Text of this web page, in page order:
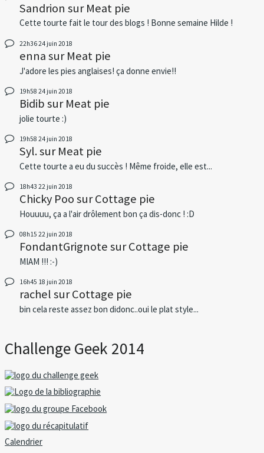
Sandrion surMeat pie
Cette tourte fait le tour des blogs ! Bonne semaine Hilde !
22h3624 juin 2018
ennasurMeat pie
J'adore les pies anglaises! ça donne envie!!
19h58 24 juin 2018
BidibsurMeat pie
jolie tourte :)
19h58 24 juin 2018
Syl.surMeat pie
Cette tourte a eu du succès ! Même froide, elle est...
18h43 22 juin 2018
Chicky PoosurCottage pie
Houuuu, ça a l'air drôlement bon ça dis-donc ! :D
08h15 22 juin 2018
FondantGrignotesurCottage pie
MIAM !!! :-)
16h45 18 juin 2018
rachelsurCottage pie
bin cela reste assez bon didonc..oui le plat style...
Challenge Geek 2014
Calendrier